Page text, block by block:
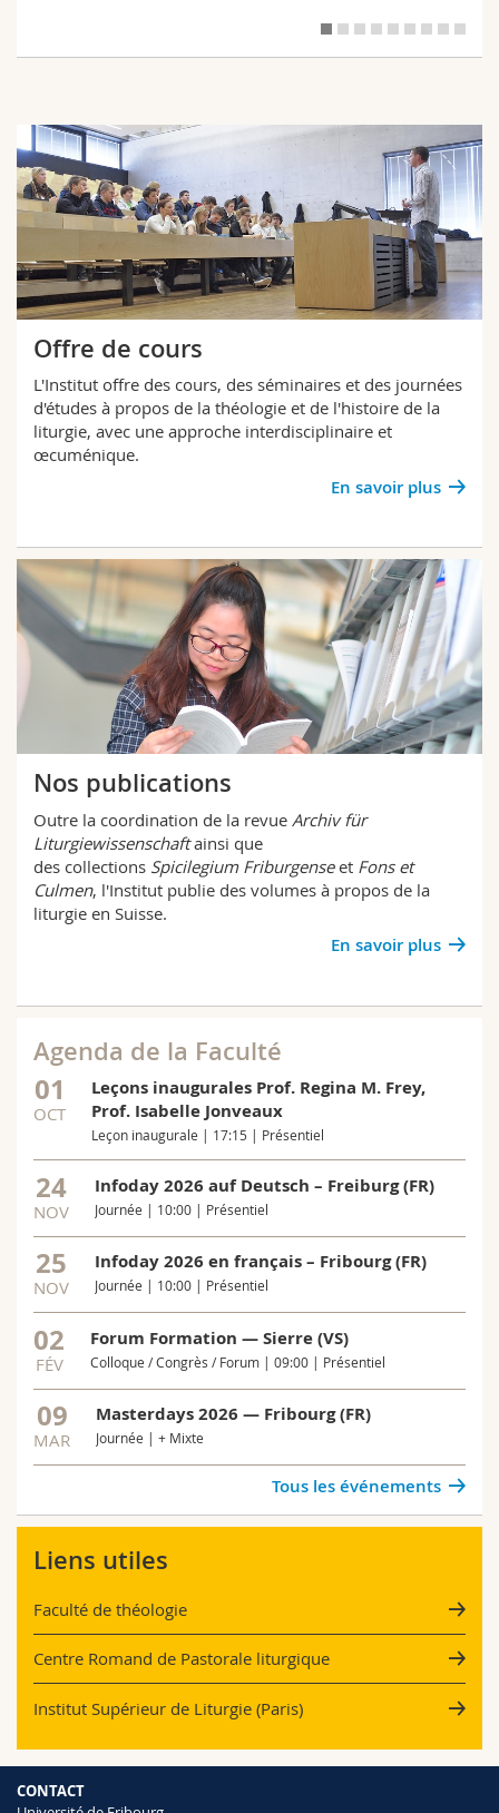
Offre de cours
L'Institut offre des cours, des séminaires et des journées
d'études à propos de la théologie et de l'histoire de la
liturgie, avec une approche interdisciplinaire et
œcuménique.
En savoir plus
Nos publications
Outre la coordination de la revue Archiv für
Liturgiewissenschaftainsi que
des collections Spicilegium Friburgenseet Fons et
Culmen, l'Institut publie des volumes à propos de la
liturgie en Suisse.
En savoir plus
Agenda de la Faculté
01
OCT
Leçons inaugurales Prof. Regina M. Frey,
Prof. Isabelle Jonveaux
Leçon inaugurale | 17:15 | Présentiel
24
NOV
Infoday 2026 auf Deutsch – Freiburg (FR)
Journée | 10:00 | Présentiel
25
NOV
Infoday 2026 en français – Fribourg (FR)
Journée | 10:00 | Présentiel
02
FÉV
Forum Formation — Sierre (VS)
Colloque / Congrès / Forum | 09:00 | Présentiel
09
MAR
Masterdays 2026 — Fribourg (FR)
Journée | + Mixte
Tous les événements
Liens utiles
Faculté de théologie
Centre Romand de Pastorale liturgique
Institut Supérieur de Liturgie (Paris)
CONTACT